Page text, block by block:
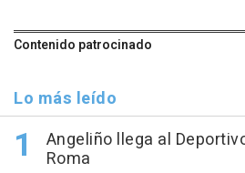
Contenido patrocinado
Lo más leído
Angeliño llega al
Roma